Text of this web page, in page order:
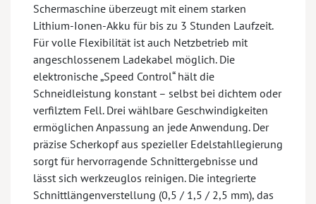
Schermaschine überzeugt mit einem starken
Lithium-Ionen-Akku für bis zu 3 Stunden Laufzeit.
Für volle Flexibilität ist auch Netzbetrieb mit
angeschlossenem Ladekabel möglich. Die
elektronische „Speed Control“ hält die
Schneidleistung konstant – selbst bei dichtem oder
verfilztem Fell. Drei wählbare Geschwindigkeiten
ermöglichen Anpassung an jede Anwendung. Der
präzise Scherkopf aus spezieller Edelstahllegierung
sorgt für hervorragende Schnittergebnisse und
lässt sich werkzeuglos reinigen. Die integrierte
Schnittlängenverstellung (0,5 / 1,5 / 2,5 mm), das